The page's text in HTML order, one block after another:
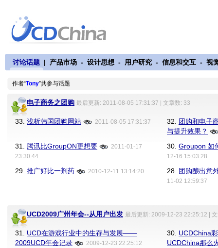
讨论话题 | 产品市场 - 设计思想 - 用户研究 - 信息和交互 - 视
作者“Tony”共参与话题
电子商务之团购 最后更新: 2011-08-05 17:31:37 | 文章数: 33
33. 浅析韩国团购网站 2011-08-05 17:31:37 32.
团购和电子
与提升效果？
31.
腾讯比GroupON更想要
2011-01-17
23:30:44
30. Groupon 如
12-16 15:03:28
29. 推广好比一剂药 2010-12-11 13:14:20 28. 团购酿出意
11-02 12:59:37
UCD2009广州年会--从用户出发 最后更新: 2009-12-23 22:25:12 |
31.
UCD在游戏行业中的生存与发展——
2009UCD年会记录
2009-12-23 22:25:12
30. UCDChina
UCDChina那么